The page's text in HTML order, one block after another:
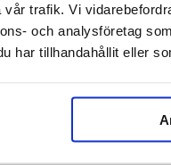
trafik. Vi
och analysföretag
har tillhandahållit eller
logotyp
axeln
och andra viktiga saker
och fanaktiviteter